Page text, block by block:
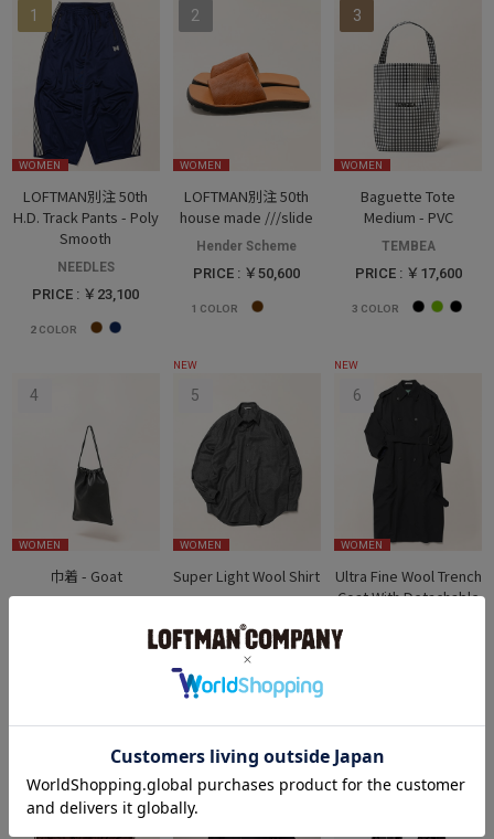
WOMEN
LOFTMAN別注 50th
H.D. Track Pants - Poly
Smooth
NEEDLES
PRICE : ￥23,100
2 COLOR
WOMEN
LOFTMAN別注 50th
house made ///slide
Hender Scheme
PRICE : ￥50,600
1 COLOR
WOMEN
Baguette Tote
Medium - PVC
TEMBEA
PRICE : ￥17,600
3 COLOR
WOMEN
巾着 - Goat
NEW
WOMEN
Super Light Wool Shirt
PRICE : ￥44,000
NEW
WOMEN
Ultra Fine Wool Trench
Coat With Detachable